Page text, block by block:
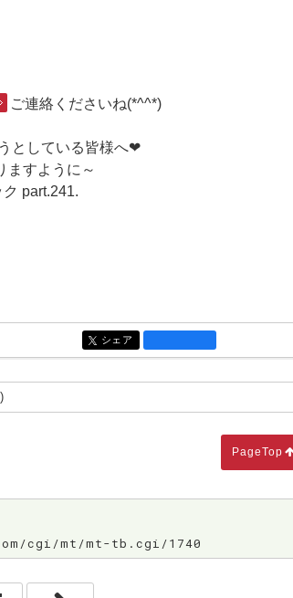
ご連絡くださいね(*^^*)
としている皆様へ❤
すように～
part.241.
entry1753
シェア
PageTop
cgi/mt/mt-tb.cgi/1740
ら遠ざかってしまう交友関係って...❕❔」